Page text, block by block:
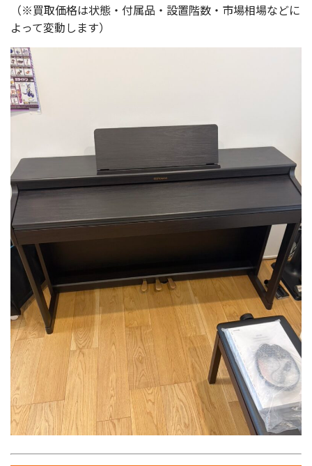
（※買取価格は状態・付属品・設置階数・市場相場などに
よって変動します）